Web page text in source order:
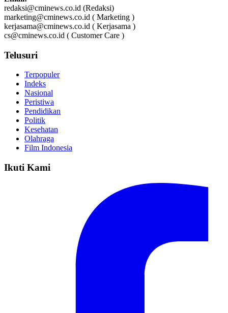
redaksi@cminews.co.id (Redaksi)
marketing@cminews.co.id ( Marketing )
kerjasama@cminews.co.id ( Kerjasama )
cs@cminews.co.id ( Customer Care )
Telusuri
Terpopuler
Indeks
Nasional
Peristiwa
Pendidikan
Politik
Kesehatan
Olahraga
Film Indonesia
Ikuti Kami